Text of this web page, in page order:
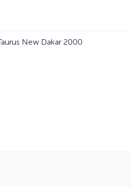
New Dakar 2000